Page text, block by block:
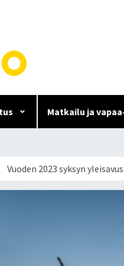
Matkailu ja
Vuoden 2023 syksyn